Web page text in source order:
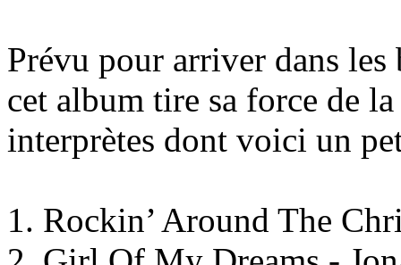
Prévu pour arriver dans
cet album tire sa force de
interprètes dont voici un
1. Rockin’ Around The